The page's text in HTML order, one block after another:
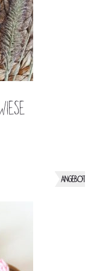
ANGEBOT!